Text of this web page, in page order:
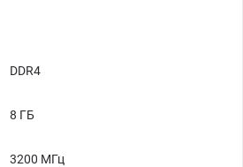
DDR4
8 ГБ
3200 МГц